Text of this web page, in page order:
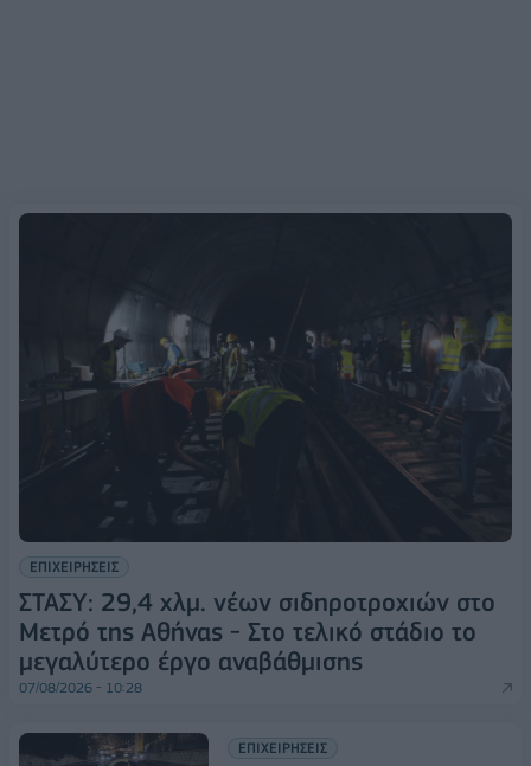
ΕΠΙΧΕΙΡΗΣΕΙΣ
ΣΤΑΣΥ: 29,4 χλμ. νέων σιδηροτροχιών στο
Μετρό της Αθήνας - Στο τελικό στάδιο το
μεγαλύτερο έργο αναβάθμισης
07/08/2026 - 10:28
ΕΠΙΧΕΙΡΗΣΕΙΣ